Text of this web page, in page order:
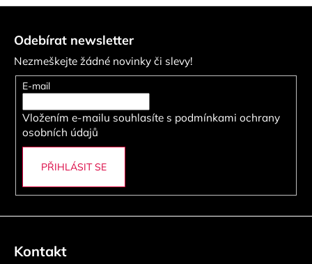
Odebírat newsletter
Nezmeškejte žádné novinky či slevy!
E-mail
Vložením e-mailu souhlasíte s podmínkami ochrany
osobních údajů
PŘIHLÁSIT SE
Kontakt